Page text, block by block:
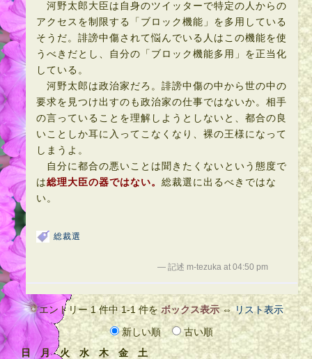
河野太郎大臣は自身のツイッターで特定の人からの
アクセスを制限する「ブロック機能」を多用している
そうだ。誹謗中傷されて悩んでいる人はこの機能を使
うべきだとし、自分の「ブロック機能多用」を正当化
している。
河野太郎は政治家だろ。誹謗中傷の中から世の中の
要求を見つけ出すのも政治家の仕事ではないか。相手
の言っていることを理解しようとしないと、都合の良
いことしか耳に入ってこなくなり、裸の王様になって
しまうよ。
自分に都合の悪いことは聞きたくないという態度で
は総理大臣の器ではない。総裁選に出るべきではな
い。
総裁選
— 記述 m-tezuka at 04:50 pm
エントリー 1 件中 1-1 件をボックス表示⇔リスト表示
新しい順
古い順
日 月 火 水 木 金 土